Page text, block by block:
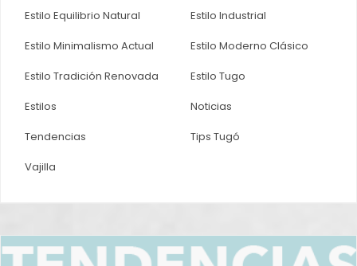
Estilo Equilibrio Natural
Estilo Industrial
Estilo Minimalismo Actual
Estilo Moderno Clásico
Estilo Tradición Renovada
Estilo Tugo
Estilos
Noticias
Tendencias
Tips Tugó
Vajilla